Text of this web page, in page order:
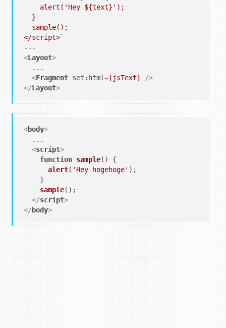
    alert('Hey
${text} ');
</script>`
<Layout>
<Fragment set:html={jsText} />
</Layout>
<body>
<script>
function sample( ) {
alert( 'Hey hogehoge' );
sample();
</script>
</ body>